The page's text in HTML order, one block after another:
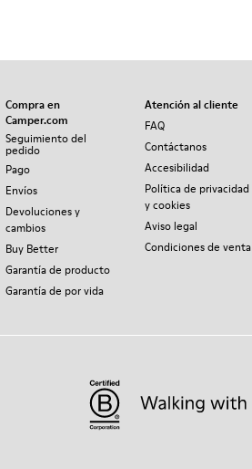
Compra en
Camper.com
Seguimiento del
pedido
Pago
Envíos
Devoluciones y
cambios
Buy Better
Garantía de producto
Garantía de por vida
Atención al cliente
FAQ
Contáctanos
Accesibilidad
Política de privacidad
y cookies
Aviso legal
Condiciones de venta